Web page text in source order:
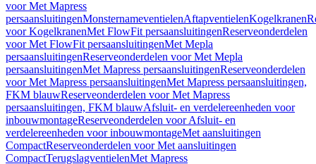
voor Met Mapress
persaansluitingenMonsternameventielenAftapventielenKogelkranen
voor KogelkranenMet FlowFit persaansluitingenReserveonderdelen
voor Met FlowFit persaansluitingenMet Mepla
persaansluitingenReserveonderdelen voor Met Mepla
persaansluitingenMet Mapress persaansluitingenReserveonderdelen
voor Met Mapress persaansluitingenMet Mapress persaansluitingen,
FKM blauwReserveonderdelen voor Met Mapress
persaansluitingen, FKM blauwAfsluit- en verdelereenheden voor
inbouwmontageReserveonderdelen voor Afsluit- en
verdelereenheden voor inbouwmontageMet aansluitingen
CompactReserveonderdelen voor Met aansluitingen
CompactTerugslagventielenMet Mapress